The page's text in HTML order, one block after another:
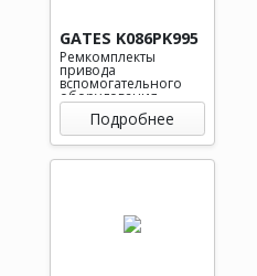
GATES K086PK995
Ремкомплекты
привода
вспомогательного
оборудования
Подробнее